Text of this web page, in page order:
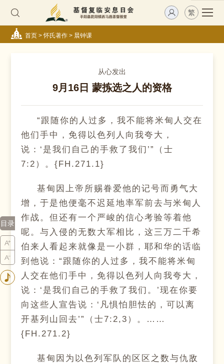
繁
首页>怀氏著作> 晨钟课
从心发出
9月16日 蒙拣选之人的资格
“跟随你的人过多，我不能将米甸人交在
他们手中，免得以色列人向我夸大，
说：‘是我们自己的手救了我们’”（士
7:2）。{FH.271.1}
基甸因上帝所赐眷爱他的记号而勇气大
增，于是他便毫不迟延地率军前去与米甸人
作战。但还有一个严峻的信心考验等着他
呢。与入侵的无数大军相比，这三万二千希
伯来人看起来就像是一小群，耶和华的话临
到他说：“跟随你的人过多，我不能将米甸
人交在他们手中，免得以色列人向我夸大，
说：‘是我们自己的手救了我们。’现在你要
向这些人宣告说：‘凡惧怕胆怯的，可以离
开基列山回去’”（士7:2,3）。……
{FH.271.2}
基甸因为以色列军队的区区之数与仇敌
目录